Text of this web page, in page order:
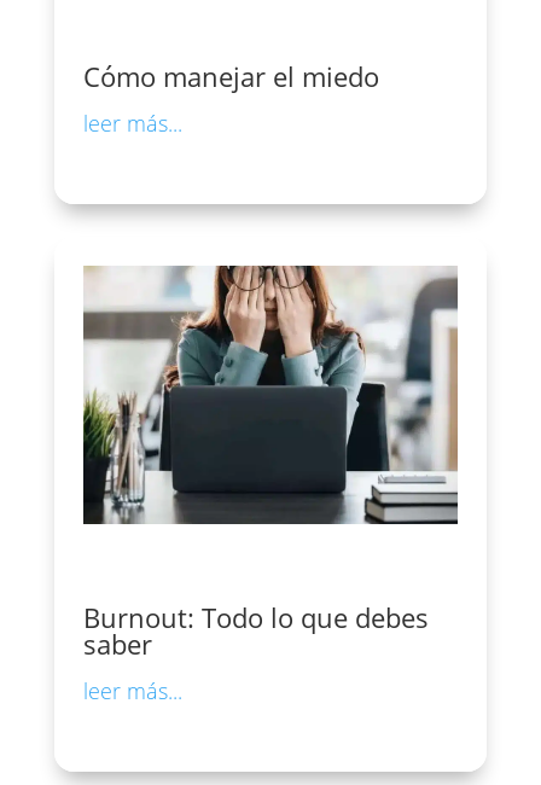
Cómo manejar el miedo
leer más...
Burnout: Todo lo que debes
saber
leer más...